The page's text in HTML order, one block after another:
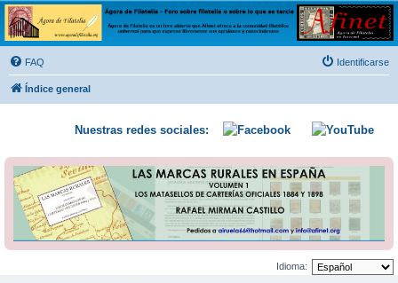
Ágora de Filatelia
Foro sobre filatelia o sobre lo que se tercie. Ágora de Filatelia es un foro abierto que Afinet
ofrece a la comunidad filatélica universal para que exprese libremente sus opiniones y
conocimientos
FAQ Identificarse
Índice general
Nuestras redes sociales:
Idioma: